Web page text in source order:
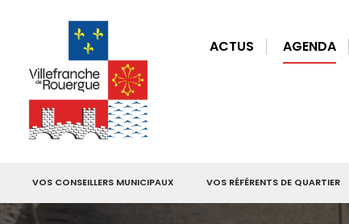
ACTUS AGENDA
VOS CONSEILLERS MUNICIPAUX VOS RÉFÉRENTS DE QUARTIER